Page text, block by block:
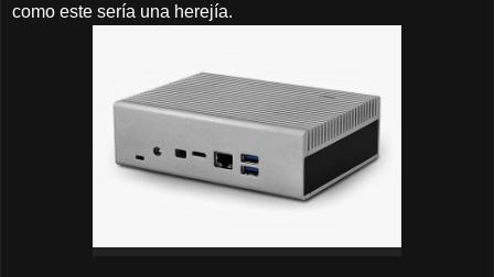
como este sería una herejía.